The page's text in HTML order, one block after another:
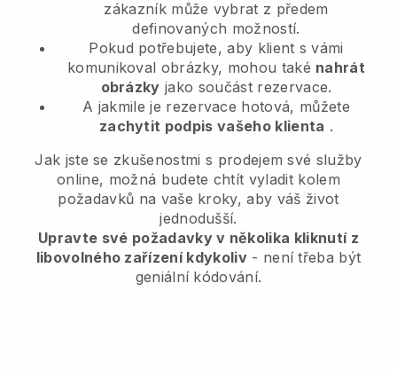
zákazník může vybrat z předem
definovaných možností.
Pokud potřebujete, aby klient s vámi
komunikoval obrázky, mohou také nahrát
obrázky jako součást rezervace.
A jakmile je rezervace hotová, můžete
zachytit podpis vašeho klienta .
Jak jste se zkušenostmi s prodejem své služby
online, možná budete chtít vyladit kolem
požadavků na vaše kroky, aby váš život
jednodušší.
Upravte své požadavky v několika kliknutí z
libovolného zařízení kdykoliv- není třeba být
geniální kódování.